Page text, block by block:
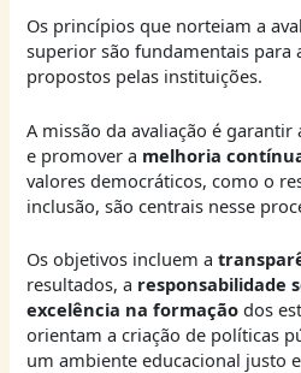
Os princípios que norteiam a
superior são fundamentais para
propostos pelas instituições.
A missão da avaliação é garantir
e promover a melhoria
valores democráticos, como o
inclusão, são centrais nesse
Os objetivos incluem a
resultados, a responsabilidade
excelência na formação dos
orientam a criação de políticas
um ambiente educacional justo